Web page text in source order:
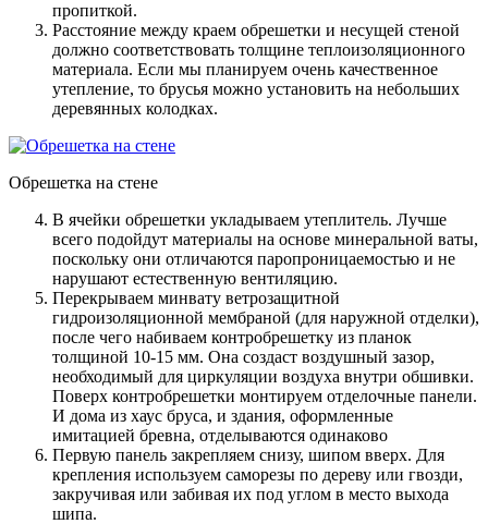
пропиткой.
Расстояние между краем обрешетки и несущей стеной
должно соответствовать толщине теплоизоляционного
материала. Если мы планируем очень качественное
утепление, то брусья можно установить на небольших
деревянных колодках.
Обрешетка на стене
В ячейки обрешетки укладываем утеплитель. Лучше
всего подойдут материалы на основе минеральной ваты,
поскольку они отличаются паропроницаемостью и не
нарушают естественную вентиляцию.
Перекрываем минвату ветрозащитной
гидроизоляционной мембраной (для наружной отделки),
после чего набиваем контробрешетку из планок
толщиной 10-15 мм. Она создаст воздушный зазор,
необходимый для циркуляции воздуха внутри обшивки.
Поверх контробрешетки монтируем отделочные панели.
И дома из хаус бруса, и здания, оформленные
имитацией бревна, отделываются одинаково
Первую панель закрепляем снизу, шипом вверх. Для
крепления используем саморезы по дереву или гвозди,
закручивая или забивая их под углом в место выхода
шипа.